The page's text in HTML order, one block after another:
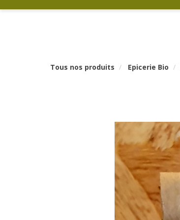
Tous nos produits Epicerie Bio